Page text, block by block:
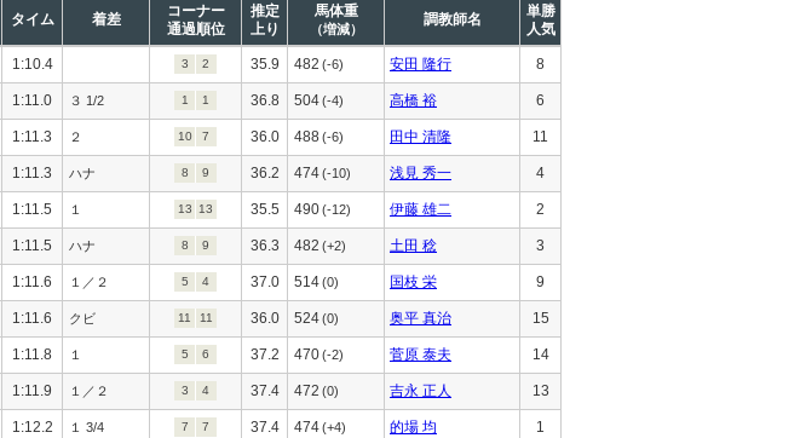
タイム 着差
コーナー
通過順位
推定
上り
馬体重
（増減）
調教師名
単勝
人気
1:10.4 3 2 35.9 482 (-6) 安田 隆行 8
1:11.0 ３ 1/2 1 1 36.8 504(-4) 高橋 裕 6
1:11.3 ２ 10 7 36.0 488(-6) 田中 清隆 11
1:11.3 ハナ 8 9 36.2 474(-10) 浅見 秀一 4
1:11.5 １ 13 13 35.5 490(-12) 伊藤 雄二 2
1:11.5 ハナ 8 9 36.3 482 (+2) 土田 稔 3
1:11.6 １／２ 5 4 37.0 514(0) 国枝 栄 9
1:11.6 クビ 11 11 36.0 524(0) 奥平 真治 15
1:11.8 １ 5 6 37.2 470(-2) 菅原 泰夫 14
1:11.9 １／２ 3 4 37.4 472 (0) 吉永 正人 13
1:12.2 １ 3/4 7 7 37.4 474(+4) 的場 均 1